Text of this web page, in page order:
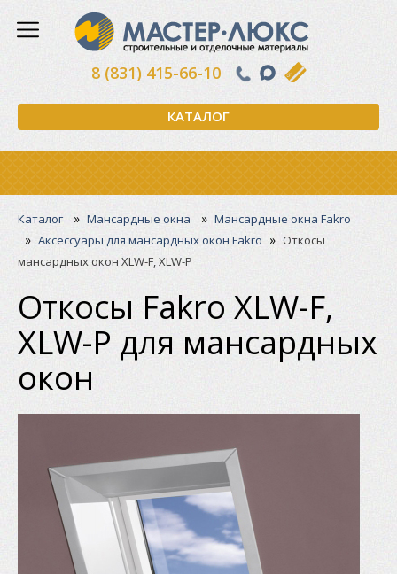
КАТАЛОГ
8 (831) 415-66-10
Каталог» Мансардные окна » Мансардные окна Fakro
» Аксессуары для мансардных окон Fakro » Откосы
мансардных окон XLW-F, XLW-P
Откосы Fakro XLW-F,
XLW-P для мансардных
окон